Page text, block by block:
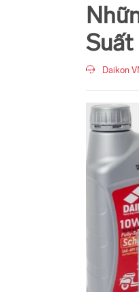
Suất
Daikon